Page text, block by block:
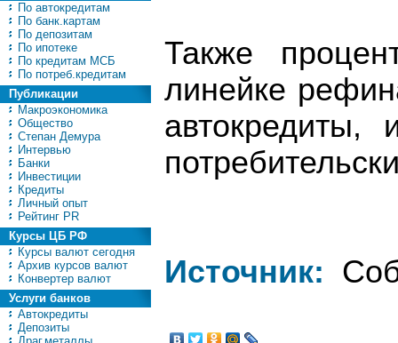
По автокредитам
По банк.картам
По депозитам
По ипотеке
По кредитам МСБ
По потреб.кредитам
Публикации
Макроэкономика
Общество
Степан Демура
Интервью
Банки
Инвестиции
Кредиты
Личный опыт
Рейтинг PR
Курсы ЦБ РФ
Курсы валют сегодня
Архив курсов валют
Конвертер валют
Услуги банков
Автокредиты
Депозиты
Также
линейке
автокредиты,
Источник: